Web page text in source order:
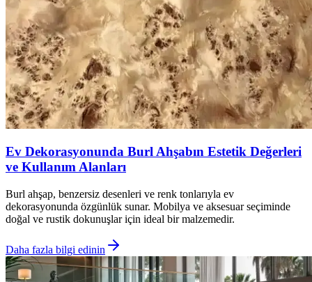
Ev Dekorasyonunda Burl Ahşabın Estetik Değerleri
ve Kullanım Alanları
Burl ahşap, benzersiz desenleri ve renk tonlarıyla ev
dekorasyonunda özgünlük sunar. Mobilya ve aksesuar seçiminde
doğal ve rustik dokunuşlar için ideal bir malzemedir.
Daha fazla bilgi edinin